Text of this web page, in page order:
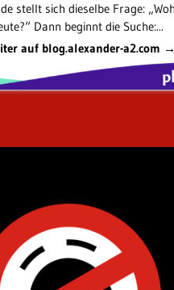
stellt sich dieselbe Frage:
Dann beginnt die Suche:...
auf blog.alexander-a2.com →